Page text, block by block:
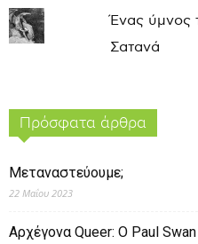
Ένας ύμνος
Σατανά
Πρόσφατα άρθρα
Μεταναστεύουμε;
22 Μαΐου 2023
Αρχέγονα Queer: O Paul